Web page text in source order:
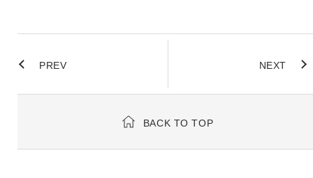
PREV NEXT
BACK TO TOP